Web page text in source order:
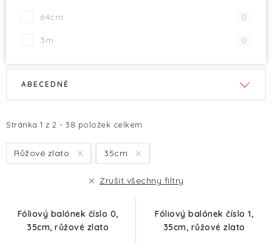
64cm 0
3m 0
i
s
p
Stránka 1 z 2 - 38 položek celkem
e
n
í
ABECEDNĚ
Růžové zlato 35cm
Zrušit všechny filtry
Fóliový balónek číslo 0,
35cm, růžové zlato
Fóliový balónek číslo 1,
35cm, růžové zlato